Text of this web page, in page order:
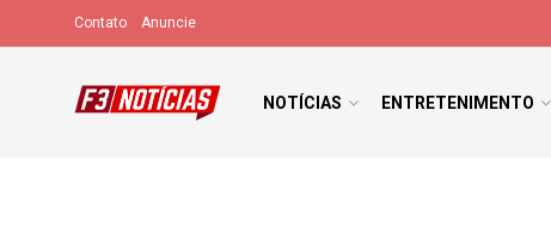
Contato Anuncie
NOTÍCIAS ENTRETENIMENTO